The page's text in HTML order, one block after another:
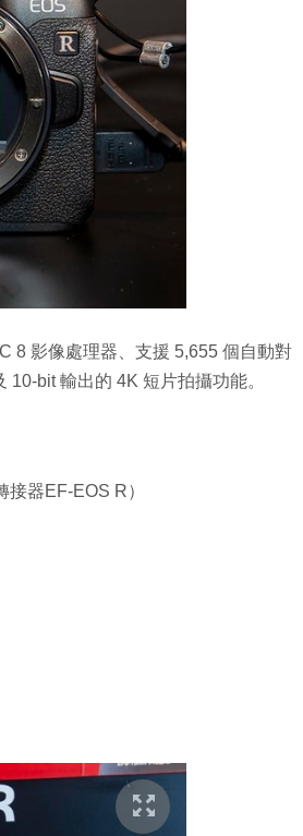
8 影像處理器、支援 5,655 個自動對
bit 輸出的 4K 短片拍攝功能。
器EF-EOS R）